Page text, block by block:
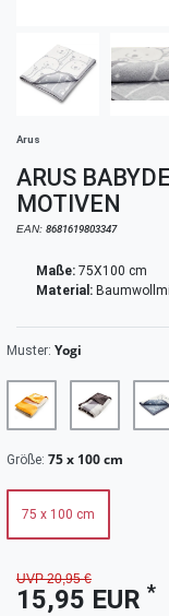
Arus
ARUS
MOTIVEN
EAN: 8681619803347
Maße: 75X100 cm
Material:
Muster: Yogi
Größe: 75 x 100 cm
75 x 100 cm
UVP 20,95 €
15,95 EUR *